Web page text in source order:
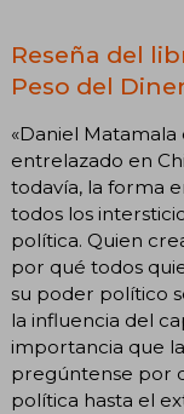
Reseña del
Peso del
«Daniel
entrelazado en
todavía, la forma
todos los
política. Quien
por qué todos
su poder político
la influencia del
importancia que
pregúntense por
política hasta el